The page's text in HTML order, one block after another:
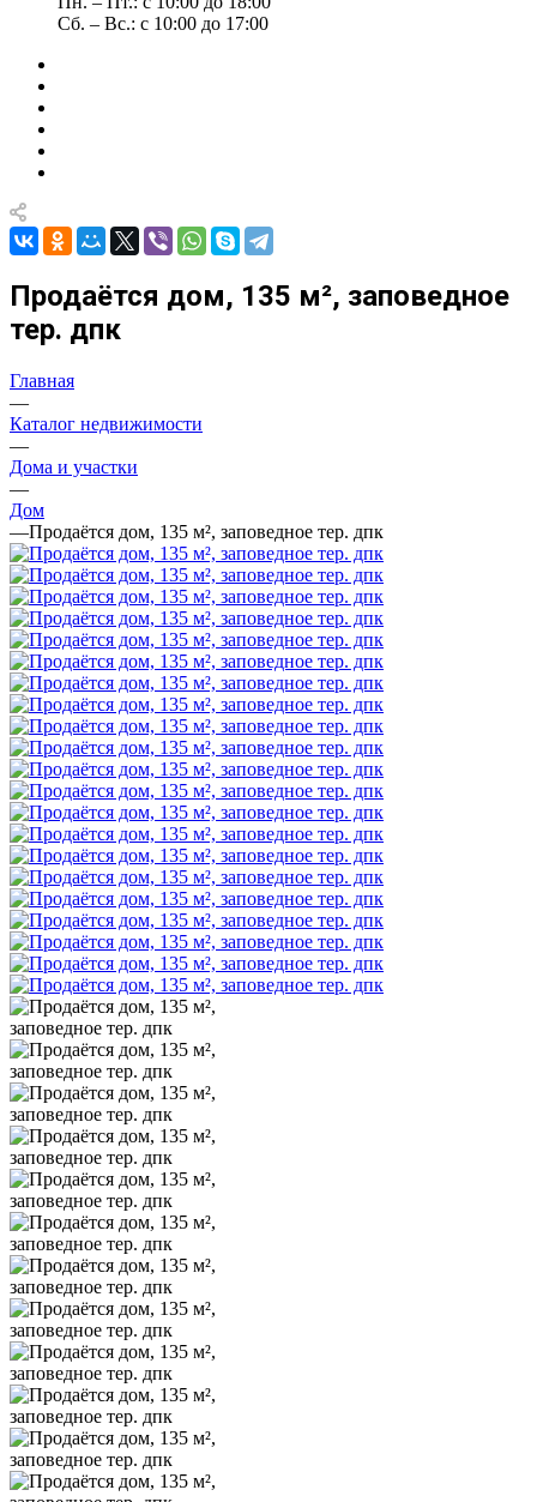
Сб. – Вс.: с 10:00 до 17:00
Продаётся дом, 135 м², заповедное
тер. дпк
Главная
—
Каталог недвижимости
—
Дома и участки
—
Дом
—Продаётся дом, 135 м², заповедное тер. дпк